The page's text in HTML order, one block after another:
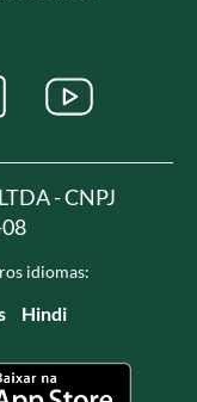
- CNPJ
idiomas:
Hindi